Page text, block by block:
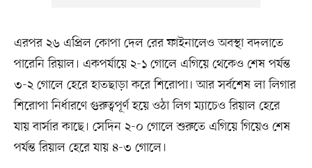
এরপর ২৬ এপ্রিল কোপা দেল রের ফাইনালেও অবস্থা বদলাতে
পারেনি রিয়াল। একপর্যায়ে ২-১ গোলে এগিয়ে থেকেও শেষ পর্যন্ত
৩-২ গোলে হেরে হাতছাড়া করে শিরোপা। আর সর্বশেষ লা লিগার
শিরোপা নির্ধারণে গুরুত্বপূর্ণ হয়ে ওঠা লিগ ম্যাচেও রিয়াল হেরে
যায় বার্সার কাছে। সেদিন ২-০ গোলে শুরুতে এগিয়ে গিয়েও শেষ
পর্যন্ত রিয়াল হেরে যায় ৪-৩ গোলে।